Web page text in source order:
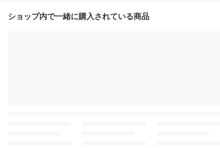
ショップ内で一緒に購入されている商品